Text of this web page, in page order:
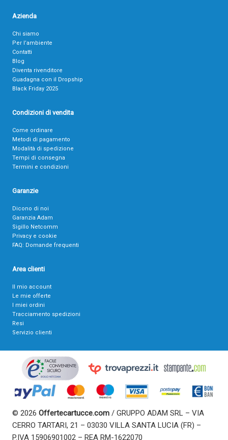
Azienda
Chi siamo
Per l’ambiente
Contatti
Blog
Diventa rivenditore
Guadagna con il Dropship
Black Friday 2025
Condizioni di vendita
Come ordinare
Metodi di pagamento
Modalità di spedizione
Tempi di consegna
Termini e condizioni
Garanzie
Dicono di noi
Garanzia Adam
Sigillo Netcomm
Privacy e cookie
FAQ: Domande frequenti
Area clienti
Il mio account
Le mie offerte
I miei ordini
Tracciamento spedizioni
Resi
Servizio clienti
© 2026 Offertecartucce.com / GRUPPO ADAM SRL – VIA
CERRO TARTARI, 21 – 03030 VILLA SANTA LUCIA (FR) –
P.IVA 15906901002 – REA RM-1622070